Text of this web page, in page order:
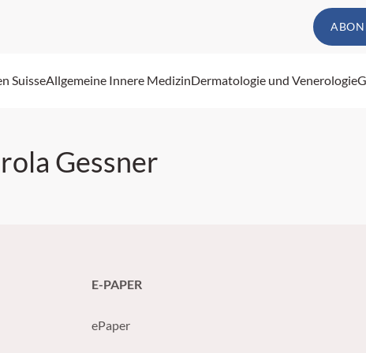
SuisseAllgemeine Innere MedizinDermatologie und Venerologie
Gessner
E-PAPER
ePaper